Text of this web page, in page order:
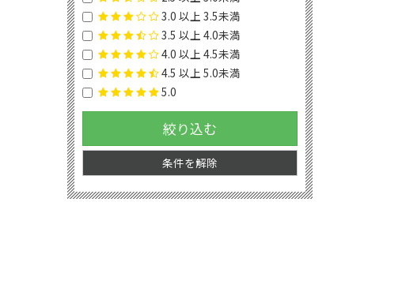
3.0 以上 3.5未満
3.5 以上 4.0未満
4.0 以上 4.5未満
4.5 以上 5.0未満
5.0
絞り込む
条件を解除